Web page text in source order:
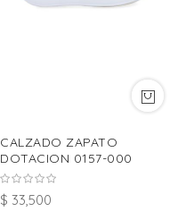
CALZADO ZAPATO
DOTACION 0157-000
$ 33,500